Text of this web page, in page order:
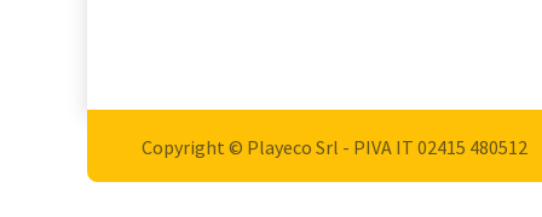
Copyright © Playeco Srl - PIVA IT 02415 ​480512